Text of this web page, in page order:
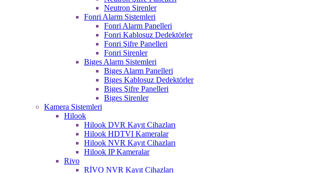
Neutron Sirenler
Fonri Alarm Sistemleri
Fonri Alarm Panelleri
Fonri Kablosuz Dedektörler
Fonri Şifre Panelleri
Fonri Sirenler
Biges Alarm Sistemleri
Biges Alarm Panelleri
Biges Kablosuz Dedektörler
Biges Şifre Panelleri
Biges Sirenler
Kamera Sistemleri
Hilook
Hilook DVR Kayıt Cihazları
Hilook HDTVI Kameralar
Hilook NVR Kayıt Cihazları
Hilook IP Kameralar
Rivo
RİVO NVR Kayıt Cihazları